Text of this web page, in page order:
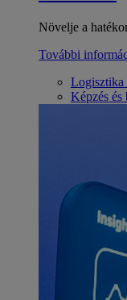
Növelje a
További
Logisztika
Képzés és